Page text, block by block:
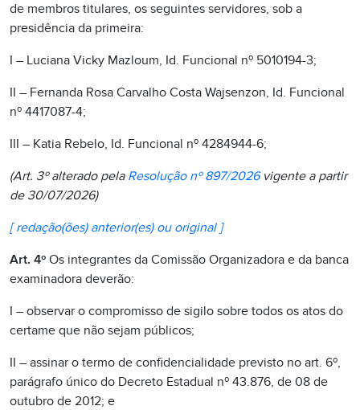
de membros titulares, os seguintes servidores, sob a
presidência da primeira:
I – Luciana Vicky Mazloum, Id. Funcional nº 5010194-3;
II – Fernanda Rosa Carvalho Costa Wajsenzon, Id. Funcional
nº 4417087-4;
III – Katia Rebelo, Id. Funcional nº 4284944-6;
(Art. 3º alterado pela Resolução nº 897/2026vigente a partir
de 30/07/2026)
[ redação(ões) anterior(es) ou original ]
Art. 4º Os integrantes da Comissão Organizadora e da banca
examinadora deverão:
I – observar o compromisso de sigilo sobre todos os atos do
certame que não sejam públicos;
II – assinar o termo de confidencialidade previsto no art. 6º,
parágrafo único do Decreto Estadual nº 43.876, de 08 de
outubro de 2012; e